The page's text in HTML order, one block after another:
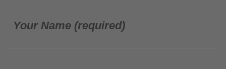
Your Name (required)